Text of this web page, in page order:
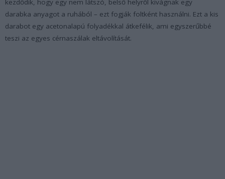
kezdődik, hogy egy nem látszó, belső helyről kivágnak egy
darabka anyagot a ruhából – ezt fogják foltként használni. Ezt a kis
darabot egy acetonalapú folyadékkal átkefélik, ami egyszerűbbé
teszi az egyes cérnaszálak eltávolítását.